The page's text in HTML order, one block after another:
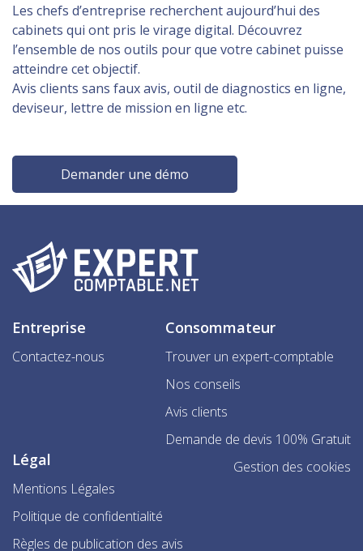
Les chefs d’entreprise recherchent aujourd’hui des
cabinets qui ont pris le virage digital. Découvrez
l’ensemble de nos outils pour que votre cabinet puisse
atteindre cet objectif.
Avis clients sans faux avis, outil de diagnostics en ligne,
deviseur, lettre de mission en ligne etc.
Demander une démo
Entreprise
Contactez-nous
Consommateur
Trouver un expert-comptable
Nos conseils
Avis clients
Demande de devis 100% Gratuit
Légal
Mentions Légales
Politique de confidentialité
Règles de publication des avis
Gestion des cookies